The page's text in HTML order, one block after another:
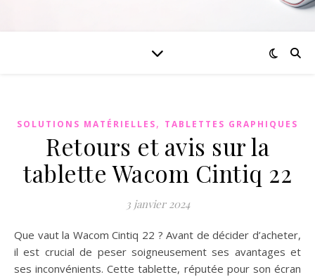
SOLUTIONS MATÉRIELLES, TABLETTES GRAPHIQUES
Retours et avis sur la
tablette Wacom Cintiq 22
3 janvier 2024
Que vaut la Wacom Cintiq 22 ? Avant de décider d’acheter,
il est crucial de peser soigneusement ses avantages et
ses inconvénients. Cette tablette, réputée pour son écran